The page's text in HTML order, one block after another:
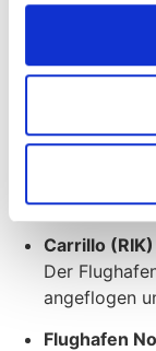
Landebahn
Der
Puntarenas
Außenwelt.
Carrillo (RIK)
Der
angeflogen
Flughafen